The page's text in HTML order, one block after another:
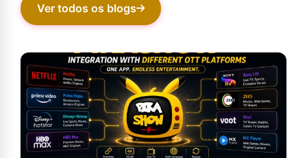
Ver todos os blogs